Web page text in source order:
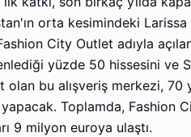
orta kesimindeki
City Outlet adıyla
yüzde 50 hissesini ve
bu alışveriş merkezi, 70
Toplamda, Fashion
9 milyon euroya ulaştı.